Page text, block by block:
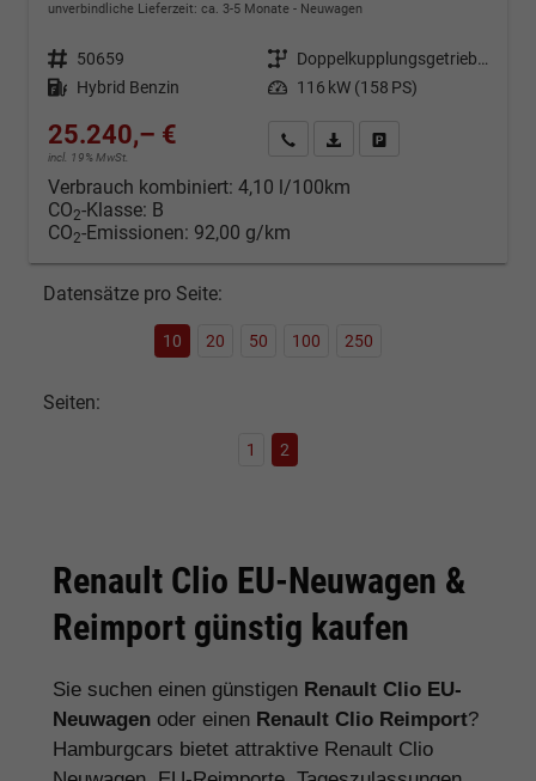
unverbindliche Lieferzeit: ca. 3-5 Monate Neuwagen
Fahrzeugnr. 50659 Getriebe
Doppelkupplungsgetriebe (DSG)
Kraftstoff Hybrid Benzin Leistung 116 kW (158 PS)
25.240,– €
incl. 19% MwSt.
Kontakt & Angebot anfordern
PDF-Datei, Fahrzeugexposé
Verbrauch kombiniert: 4,10 l/100km
CO2-Klasse: B
CO2-Emissionen: 92,00 g/km
Datensätze pro Seite:
10 20 50 100 250
Seiten:
1 2
Renault Clio EU-Neuwagen &
Reimport günstig kaufen
Sie suchen einen günstigen Renault Clio EU-
Neuwagen oder einen Renault Clio Reimport?
Hamburgcars bietet attraktive Renault Clio